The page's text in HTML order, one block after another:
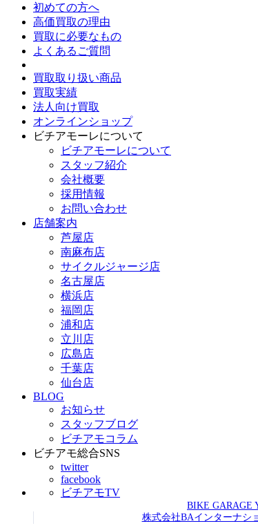
初めての方へ
高価買取の理由
買取に必要なもの
よくあるご質問
買取取り扱い商品
買取実績
法人向け買取
オンラインショップ
ビチアモーレについて
ビチアモーレについて
スタッフ紹介
会社概要
採用情報
お問い合わせ
店舗案内
芦屋店
南麻布店
サイクルジャージ店
名古屋店
横浜店
福岡店
浦和店
立川店
広島店
千葉店
仙台店
BLOG
お知らせ
スタッフブログ
ビチアモコラム
ビチアモ総合SNS
twitter
facebook
ビチアモTV
BIKE GARAGE
株式会社BAインターナシ